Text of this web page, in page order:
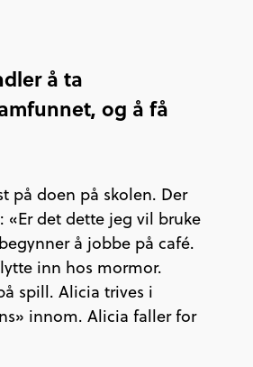
å ta
og å få
på doen på skolen. Der
det dette jeg vil bruke
å jobbe på café.
inn hos mormor.
spill. Alicia trives i
innom. Alicia faller for